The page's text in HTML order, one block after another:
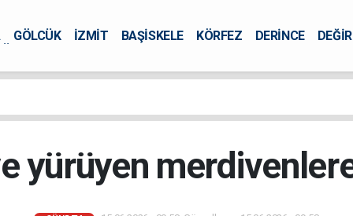
GÖLCÜK İZMİT BAŞİSKELE KÖRFEZ DERİNCE
yürüyen